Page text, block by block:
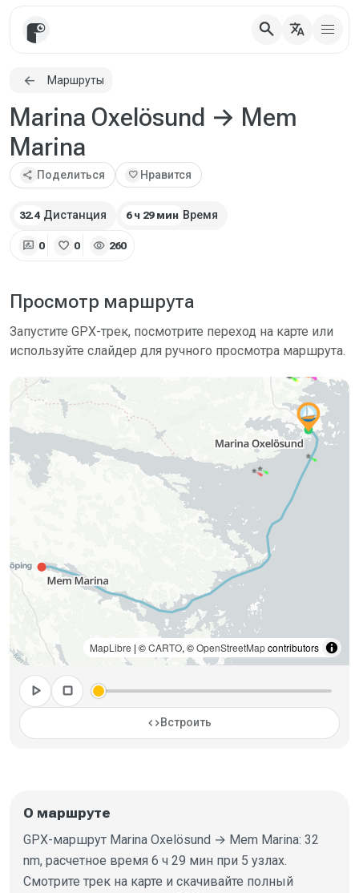
search translate
Маршруты
Marina Oxelösund → Mem
Marina
share Поделиться favorite Нравится
32.4 Дистанция 6 ч 29 мин Время
rate_review 0 favorite 0 visibility 260
Просмотр маршрута
Запустите GPX-трек, посмотрите переход на карте или
используйте слайдер для ручного просмотра маршрута.
MapLibre | ©CARTO, ©OpenStreetMapcontributors
play_arrow stop
codeВстроить
О маршруте
GPX-маршрут Marina Oxelösund → Mem Marina: 32
nm, расчетное время 6 ч 29 мин при 5 узлах.
Смотрите трек на карте и скачивайте полный